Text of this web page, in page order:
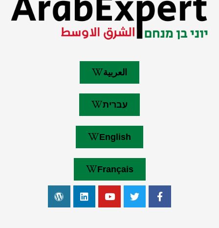
العربية
עברית
English
Français